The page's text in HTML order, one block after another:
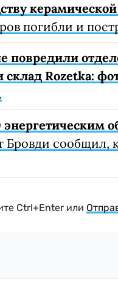
погибли и
повредили
Rozetka:
Бровди сообщил,
Ctrl+Enter или